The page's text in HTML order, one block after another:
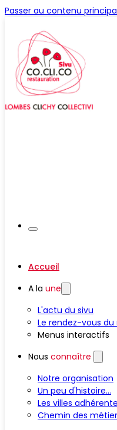
Passer au contenu
Accueil
A la une
L'actu du sivu
Le rendez-vous du
Menus interactifs
Nous connaître
Notre organisation
Un peu d'histoire...
Les villes
Chemin des